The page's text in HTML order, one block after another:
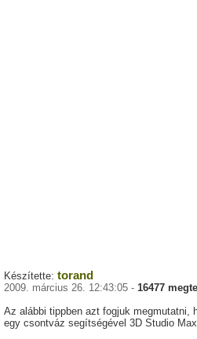
Készítette: torand
2009. március 26. 12:43:05 - 16477
Az alábbi tippben azt fogjuk megmutatni,
egy csontváz segítségével 3D Studio